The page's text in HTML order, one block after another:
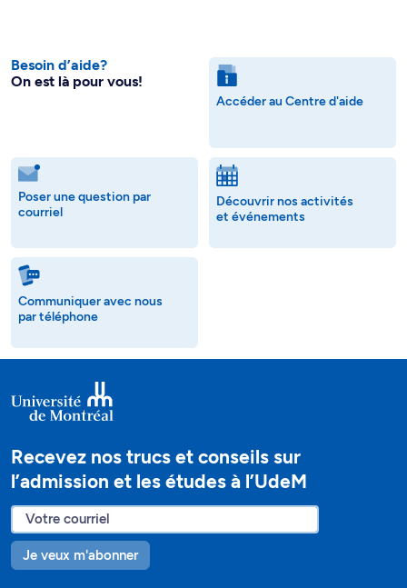
Besoin d’aide?
On est là pour vous!
Accéder au Centre d'aide
Poser une question par
courriel
Découvrir nos activités
et événements
Communiquer avec nous
par téléphone
Recevez nos trucs et conseils sur
l’admission et les études à l’UdeM
Je veux m'abonner